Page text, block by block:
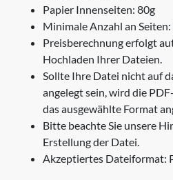
Papier Innenseiten: 80g
Minimale Anzahl an Seiten:
Preisberechnung erfolgt
Hochladen Ihrer Dateien.
Sollte Ihre Datei nicht auf
angelegt sein, wird die
das ausgewählte Format
Bitte beachte Sie unsere
Erstellung der Datei.
Akzeptiertes Dateiformat: